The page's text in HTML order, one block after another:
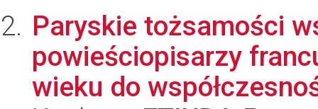
Paryskie tożsamości
powieściopisarzy
wieku do